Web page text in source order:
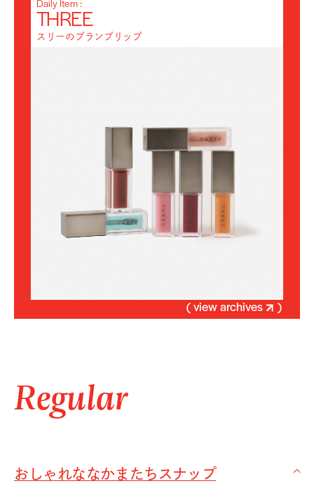
Daily Item :
THREE
スリーのプランプリップ
( view archives )
Regular
おしゃれななかまたちスナップ